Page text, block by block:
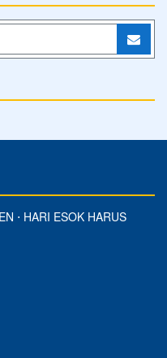
⋅ HARI ESOK HARUS